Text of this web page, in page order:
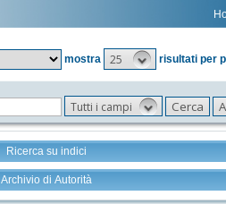
mostra
25 risultati per
Tutti i campi
Ricerca su indici
Archivio di Autorità